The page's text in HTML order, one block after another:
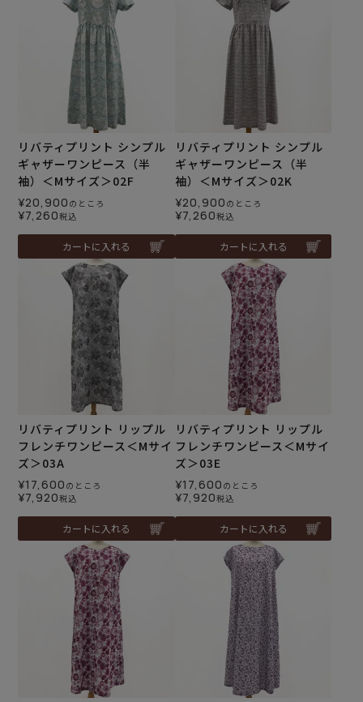
リバティプリント シンプル
ギャザーワンピース（半
袖）＜Mサイズ＞02F
¥20,900 のところ
¥7,260税込
カートに入れる
リバティプリント シンプル
ギャザーワンピース（半
袖）＜Mサイズ＞02K
¥20,900 のところ
¥7,260税込
カートに入れる
リバティプリント リップル
フレンチワンピース＜Mサイ
ズ＞03A
¥17,600 のところ
¥7,920税込
カートに入れる
リバティプリント リップル
フレンチワンピース＜Mサイ
ズ＞03E
¥17,600 のところ
¥7,920税込
カートに入れる